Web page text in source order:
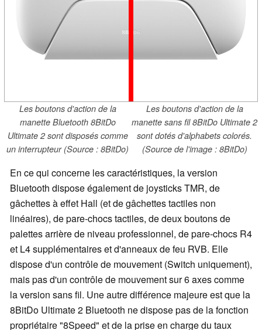
Les boutons d'action de la
manette Bluetooth 8BitDo
Ultimate 2 sont disposés comme
un interrupteur (Source : 8BitDo)
Les boutons d'action de la
manette sans fil 8BitDo Ultimate 2
sont dotés d'alphabets colorés.
(Source de l'image : 8BitDo)
En ce qui concerne les caractéristiques, la version
Bluetooth dispose également de joysticks TMR, de
gâchettes à effet Hall (et de gâchettes tactiles non
linéaires), de pare-chocs tactiles, de deux boutons de
palettes arrière de niveau professionnel, de pare-chocs R4
et L4 supplémentaires et d'anneaux de feu RVB. Elle
dispose d'un contrôle de mouvement (Switch uniquement),
mais pas d'un contrôle de mouvement sur 6 axes comme
la version sans fil. Une autre différence majeure est que la
8BitDo Ultimate 2 Bluetooth ne dispose pas de la fonction
propriétaire "8Speed" et de la prise en charge du taux